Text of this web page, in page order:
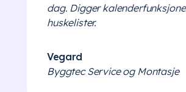
dag. Digger
huskelister.
Vegard
Byggtec Service og Montasje